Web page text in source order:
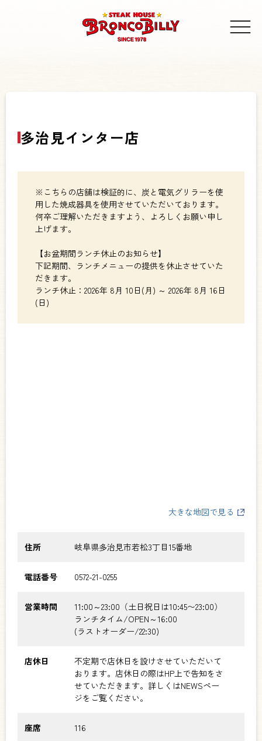
多治見インター店
※こちらの店舗は検証的に、炭と電気グリラーを使
用した焼成器具を使用させていただいております。
何卒ご理解いただきますよう、よろしくお願い申し
上げます。
【お盆期間ランチ休止のお知らせ】
下記期間、ランチメニューの提供を休止させていた
だきます。
ランチ休止：2026年 8月 10日(月) ～ 2026年 8月 16日
(日)
大きな地図で見る
住所 岐阜県多治見市若松3丁目15番地
電話番号 0572-21-0255
営業時間
11:00～23:00（土日祝日は10:45〜23:00）
ランチタイム/OPEN～16:00
(ラストオーダー/22:30)
店休日
不定期で店休日を設けさせていただいて
おります。店休日の際はHP上で告知をさ
せていただきます。詳しくはNEWSペー
ジをご覧ください。
座席 116